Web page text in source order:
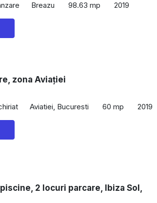
Breazu 98.63 mp 2019
zona Aviației
Aviatiei, Bucuresti 60 mp 2019
2 locuri parcare, Ibiza Sol,